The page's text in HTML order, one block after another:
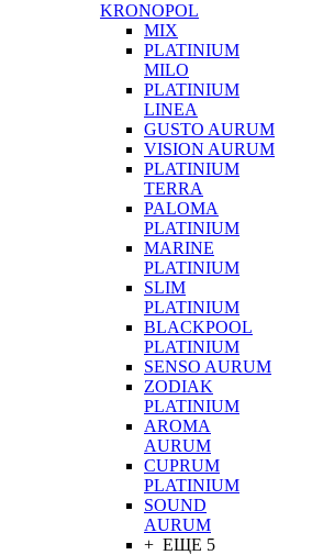
KRONOPOL
MIX
PLATINIUM
MILO
PLATINIUM
LINEA
GUSTO AURUM
VISION AURUM
PLATINIUM
TERRA
PALOMA
PLATINIUM
MARINE
PLATINIUM
SLIM
PLATINIUM
BLACKPOOL
PLATINIUM
SENSO AURUM
ZODIAK
PLATINIUM
AROMA
AURUM
CUPRUM
PLATINIUM
SOUND
AURUM
+ ЕЩЕ 5